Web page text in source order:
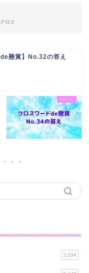
ロス
de懸賞】No.32の答え
3,594